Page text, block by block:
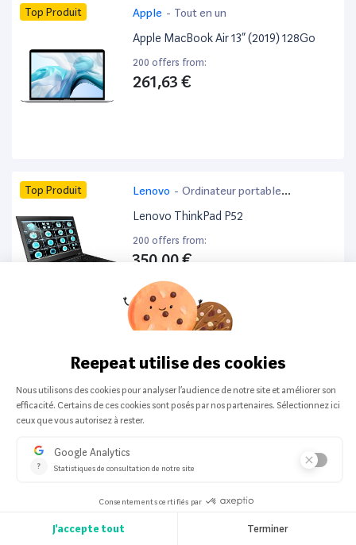
Top Produit Apple - Tout en un
Apple MacBook Air 13” (2019) 128Go
200 offers from:
261,63 €
Top Produit Lenovo - Ordinateur portable
bureautique
Lenovo ThinkPad P52
200 offers from:
350,00 €
Top Produit HP- Ordinateur portable
HP ProBook 440 G6 14”
200 offers from: